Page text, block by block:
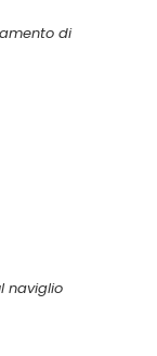
di
naviglio